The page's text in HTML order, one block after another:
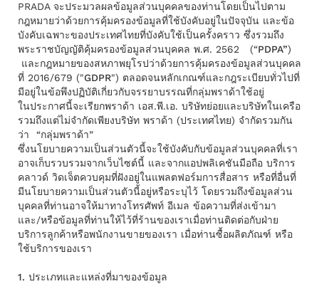
PRADA จะประมวลผลข้อมูลส่วนบุคคลของท่านโดยเป็นไปตาม
กฎหมายว่าด้วยการคุ้มครองข้อมูลที่ใช้บังคับอยู่ในปัจจุบัน และข้อ
บังคับเฉพาะของประเทศไทยที่บังคับใช้เป็นครั้งคราว ซึ่งรวมถึง
พระราชบัญญัติคุ้มครองข้อมูลส่วนบุคคล พ.ศ. 2562 (“PDPA”)
และกฎหมายของสหภาพยุโรปว่าด้วยการคุ้มครองข้อมูลส่วนบุคคล
ที่ 2016/679 ("GDPR") ตลอดจนหลักเกณฑ์และกฎระเบียบทั่วไปที่
มีอยู่ในข้อพึงปฏิบัติเกี่ยวกับจรรยาบรรณที่กลุ่มพราด้าใช้อยู่
ในประกาศนี้จะเรียกพราด้า เอส.พี.เอ. บริษัทย่อยและบริษัทในเครือ
รวมถึงแต่ไม่จำกัดเพียงบริษัท พราด้า (ประเทศไทย) จํากัดรวมกัน
ว่า “กลุ่มพราด้า”
ซึ่งนโยบายความเป็นส่วนตัวนี้จะใช้บังคับกับข้อมูลส่วนบุคคลที่เรา
อาจเก็บรวบรวมจากเว็บไซต์นี้ และจากแอปพลิเคชันมือถือ บริการ
คลาวด์ วิดเจ็ตควบคุมที่ฝังอยู่ในแพลตฟอร์มการสื่อสาร หรือที่อื่นที่
มีนโยบายความเป็นส่วนตัวนี้อยู่หรือระบุไว้ โดยรวมถึงข้อมูลส่วน
บุคคลที่ท่านอาจให้มาทางโทรศัพท์ อีเมล ข้อความที่ส่งเข้ามา
และ/หรือข้อมูลที่ท่านให้ไว้ที่ร้านของเราเมื่อท่านติดต่อกับฝ่าย
บริการลูกค้าหรือพนักงานขายของเรา เมื่อท่านซื้อผลิตภัณฑ์ หรือ
ใช้บริการของเรา
1. ประเภทและแหล่งที่มาของข้อมูล